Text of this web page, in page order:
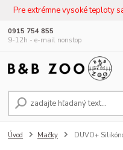
Pre extrémne vysoké teploty
0915 754 855
9-12h - e-mail nonstop
Úvod Mačky DUVO+